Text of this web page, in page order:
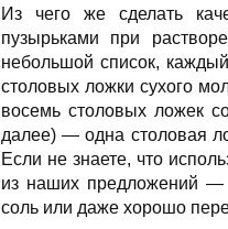
Из чего же сделать
пузырьками при
небольшой список,
столовых ложки сухого
восемь столовых ложек
далее) — одна столовая
Если не знаете, что
из наших предложений —
соль или даже хорошо